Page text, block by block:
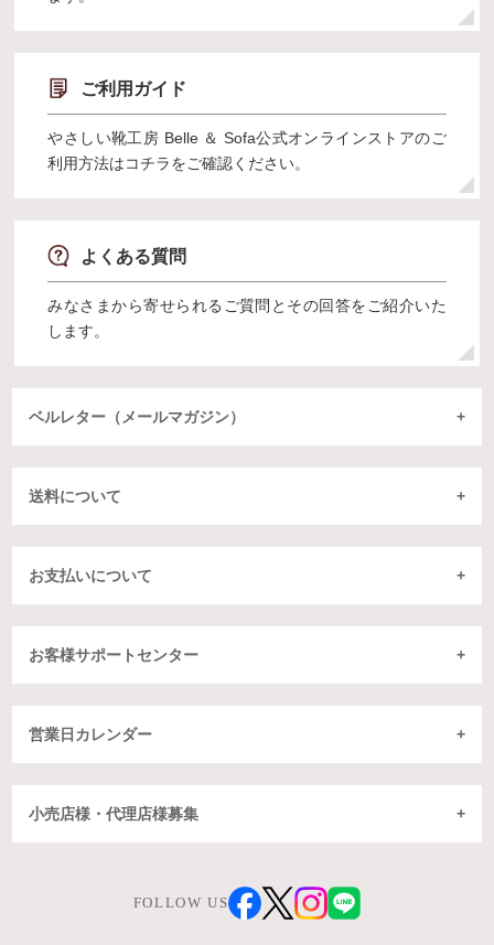
ご利用ガイド
やさしい靴工房 Belle ＆ Sofa公式オンラインストアのご
利用方法はコチラをご確認ください。
よくある質問
みなさまから寄せられるご質問とその回答をご紹介いた
します。
ベルレター（メールマガジン）
送料について
お支払いについて
お客様サポートセンター
営業日カレンダー
小売店様・代理店様募集
FOLLOW US